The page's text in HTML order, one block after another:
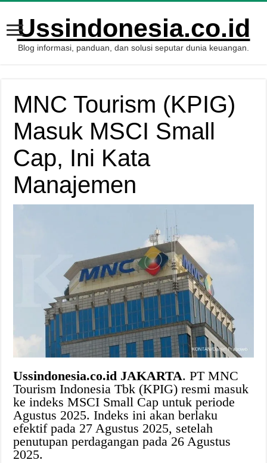
Ussindonesia.co.id
Blog informasi, panduan, dan solusi seputar dunia keuangan.
MNC Tourism (KPIG)
Masuk MSCI Small
Cap, Ini Kata
Manajemen
Ussindonesia.co.id JAKARTA. PT MNC
Tourism Indonesia Tbk (KPIG) resmi masuk
ke indeks MSCI Small Cap untuk periode
Agustus 2025. Indeks ini akan berlaku
efektif pada 27 Agustus 2025, setelah
penutupan perdagangan pada 26 Agustus
2025.